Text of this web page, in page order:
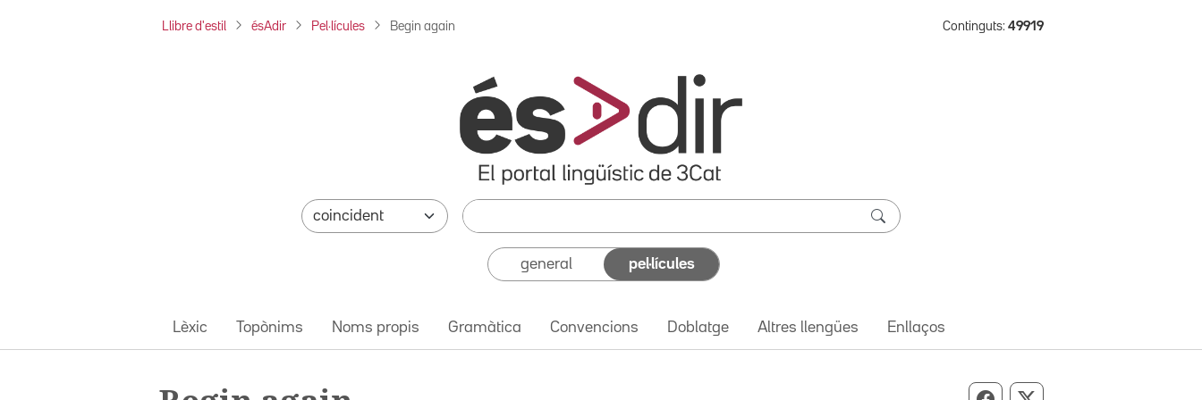
Llibre d'estil ésAdir Pel·lícules Begin again Continguts: 49919
general pel·lícules
Lèxic Topònims Noms propis Gramàtica Convencions Doblatge Altres llengües Enllaços